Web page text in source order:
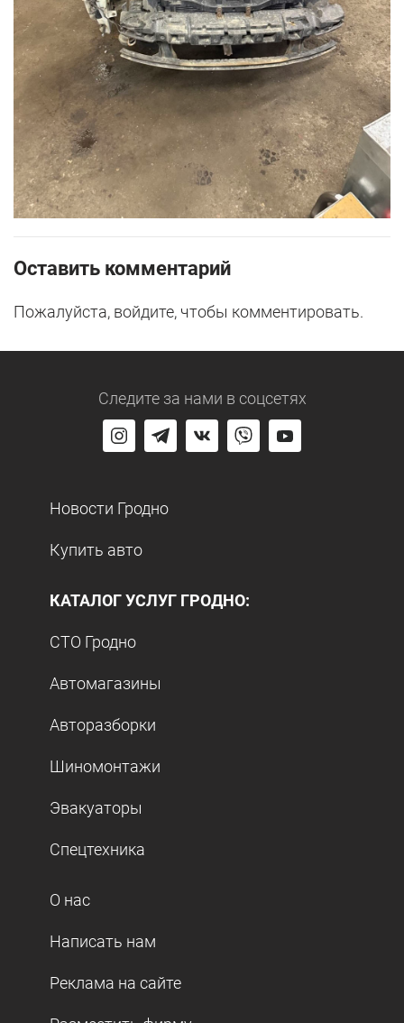
Оставить комментарий
Пожалуйста, войдите, чтобы комментировать.
Следите за нами в соцсетях
Новости Гродно
Купить авто
КАТАЛОГ УСЛУГ ГРОДНО:
СТО Гродно
Автомагазины
Авторазборки
Шиномонтажи
Эвакуаторы
Спецтехника
О нас
Написать нам
Реклама на сайте